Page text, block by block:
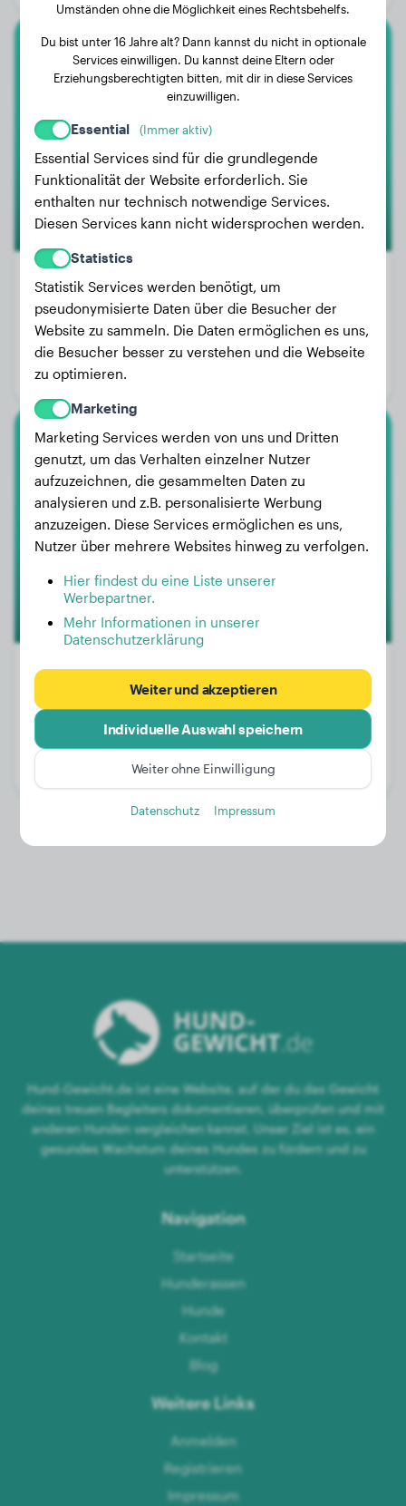
Labrador Retriever
Karlsson
Gewicht:
Alter:
1 Jahr, 5 Monate
Geschlecht:
Cane Corso
Pollux Zerberus Della Via
Valetta
Gewicht:
37 kg
Alter:
2 Jahre, 6 Monate
Hund-Gewicht.de ist eine Website, auf der du das Gewicht
deines treuen Begleiters dokumentieren, überprüfen und mit
anderen Hunden vergleichen kannst. Unser Ziel ist es, ein
gesundes Wachstum deines Hundes zu fördern und zu
unterstützen.
Navigation
Startseite
Hunderassen
Hunde
Kontakt
Blog
Weitere Links
Anmelden
Registrieren
Impressum
Umständen ohne die Möglichkeit eines Rechtsbehelfs.
Du bist unter 16 Jahre alt? Dann kannst du nicht in optionale
Services einwilligen. Du kannst deine Eltern oder
Erziehungsberechtigten bitten, mit dir in diese Services
einzuwilligen.
Essential (Immer aktiv)
Essential Services sind für die grundlegende
Funktionalität der Website erforderlich. Sie
enthalten nur technisch notwendige Services.
Diesen Services kann nicht widersprochen werden.
Statistics
Statistik Services werden benötigt, um
pseudonymisierte Daten über die Besucher der
Website zu sammeln. Die Daten ermöglichen es uns,
die Besucher besser zu verstehen und die Webseite
zu optimieren.
Marketing
Marketing Services werden von uns und Dritten
genutzt, um das Verhalten einzelner Nutzer
aufzuzeichnen, die gesammelten Daten zu
analysieren und z.B. personalisierte Werbung
anzuzeigen. Diese Services ermöglichen es uns,
Nutzer über mehrere Websites hinweg zu verfolgen.
Hier findest du eine Liste unserer
Werbepartner.
Mehr Informationen in unserer
Datenschutzerklärung
Weiter und akzeptieren
Individuelle Auswahl speichern
Weiter ohne Einwilligung
Datenschutz Impressum